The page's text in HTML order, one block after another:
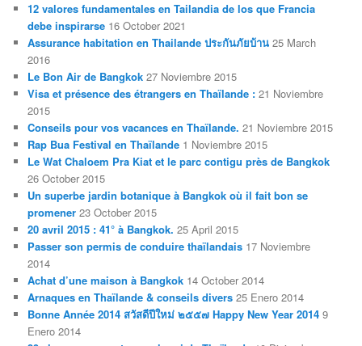
12 valores fundamentales en Tailandia de los que Francia
debe inspirarse 16 October 2021
Assurance habitation en Thailande ประกันภัยบ้าน 25 March
2016
Le Bon Air de Bangkok 27 Noviembre 2015
Visa et présence des étrangers en Thaïlande : 21 Noviembre
2015
Conseils pour vos vacances en Thaïlande. 21 Noviembre 2015
Rap Bua Festival en Thaïlande 1 Noviembre 2015
Le Wat Chaloem Pra Kiat et le parc contigu près de Bangkok
26 October 2015
Un superbe jardin botanique à Bangkok où il fait bon se
promener 23 October 2015
20 avril 2015 : 41° à Bangkok. 25 April 2015
Passer son permis de conduire thaïlandais 17 Noviembre
2014
Achat d’une maison à Bangkok 14 October 2014
Arnaques en Thaïlande & conseils divers 25 Enero 2014
Bonne Année 2014 สวัสดีปีใหม่ ๒๕๕๗ Happy New Year 2014 9
Enero 2014